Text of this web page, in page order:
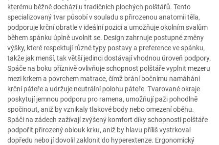
kterému běžně dochází u tradičních plochých polštářů. Tento
specializovaný tvar působí v souladu s přirozenou anatomii těla,
podporuje krční obratle v ideální pozici a umožňuje okolním svalům
během spánku úplně uvolnit se. Design zahrnuje postupné změny
výšky, které respektují různé typy postavy a preference ve spánku,
takže jak menší, tak větší jedinci dostávají vhodnou úroveň podpory.
Spáče na boku příznivě ovlivňuje schopnost polštáře vyplnit mezeru
mezi krkem a povrchem matrace, čímž brání bočnímu namáhání
krční páteře a udržuje neutrální polohu páteře. Tvarované okraje
poskytují jemnou podporu pro ramena, umožňují paži pohodlně
spočinout, aniž by vznikaly tlakové body nebo omezení oběhu.
Spáči na zádech zažívají zvýšený komfort díky schopnosti polštáře
podpořit přirozený oblouk krku, aniž by hlavu příliš vystrkoval
dopředu nebo jí dovolil zaklonit do hyperextenze. Ergonomický